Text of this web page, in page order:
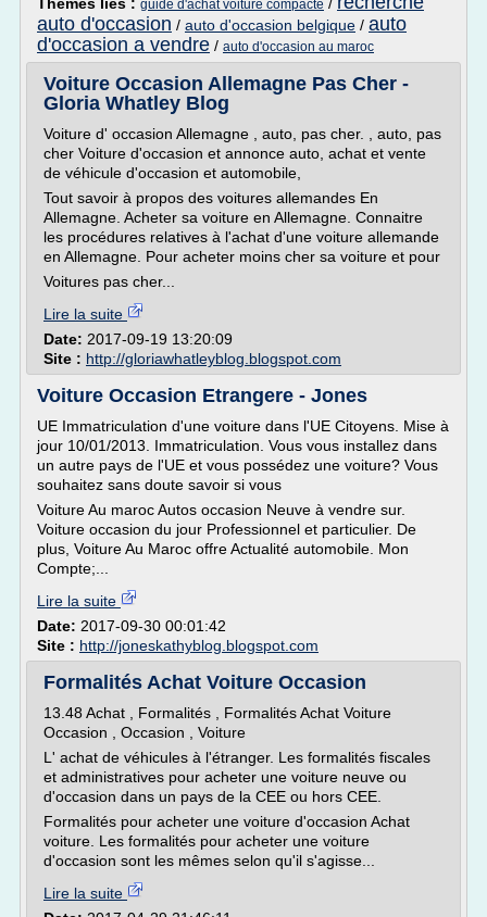
guide d'achat voiture compacte
auto d'occasion / auto d'occasion belgique / auto
d'occasion a vendre / auto d'occasion au maroc
Voiture Occasion Allemagne Pas Cher -
Gloria Whatley Blog
Voiture d' occasion Allemagne , auto, pas cher. , auto, pas
cher Voiture d'occasion et annonce auto, achat et vente
de véhicule d'occasion et automobile,
Tout savoir à propos des voitures allemandes En
Allemagne. Acheter sa voiture en Allemagne. Connaitre
les procédures relatives à l'achat d'une voiture allemande
en Allemagne. Pour acheter moins cher sa voiture et pour
Voitures pas cher...
Lire la suite
Date: 2017-09-19 13:20:09
Site : http://gloriawhatleyblog.blogspot.com
Voiture Occasion Etrangere - Jones
UE Immatriculation d'une voiture dans l'UE Citoyens. Mise à
jour 10/01/2013. Immatriculation. Vous vous installez dans
un autre pays de l'UE et vous possédez une voiture? Vous
souhaitez sans doute savoir si vous
Voiture Au maroc Autos occasion Neuve à vendre sur.
Voiture occasion du jour Professionnel et particulier. De
plus, Voiture Au Maroc offre Actualité automobile. Mon
Compte;...
Lire la suite
Date: 2017-09-30 00:01:42
Site : http://joneskathyblog.blogspot.com
Formalités Achat Voiture Occasion
13.48 Achat , Formalités , Formalités Achat Voiture
Occasion , Occasion , Voiture
L' achat de véhicules à l'étranger. Les formalités fiscales
et administratives pour acheter une voiture neuve ou
d'occasion dans un pays de la CEE ou hors CEE.
Formalités pour acheter une voiture d'occasion Achat
voiture. Les formalités pour acheter une voiture
d'occasion sont les mêmes selon qu'il s'agisse...
Lire la suite